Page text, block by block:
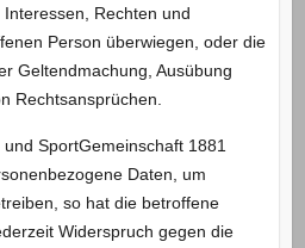
Rechten und
Person überwiegen, oder die
Geltendmachung, Ausübung
Rechtsansprüchen.
SportGemeinschaft 1881
Daten, um
so hat die betroffene
Widerspruch gegen die